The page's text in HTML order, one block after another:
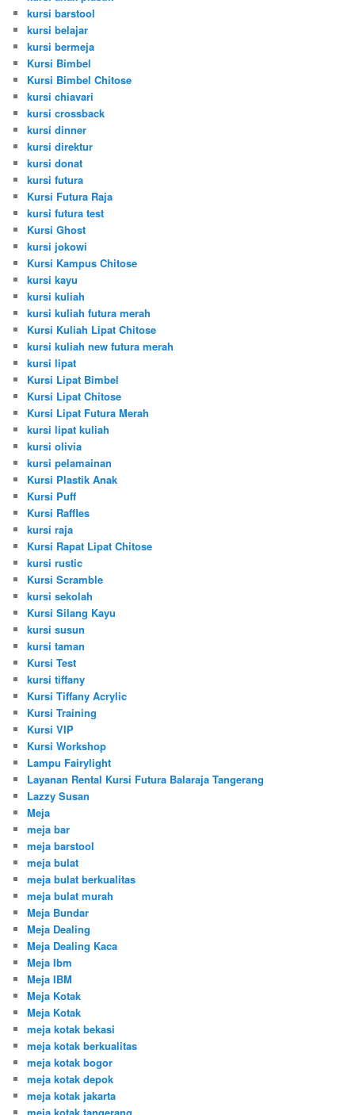
kursi barstool
kursi belajar
kursi bermeja
Kursi Bimbel
Kursi Bimbel Chitose
kursi chiavari
kursi crossback
kursi dinner
kursi direktur
kursi donat
kursi futura
Kursi Futura Raja
kursi futura test
Kursi Ghost
kursi jokowi
Kursi Kampus Chitose
kursi kayu
kursi kuliah
kursi kuliah futura merah
Kursi Kuliah Lipat Chitose
kursi kuliah new futura merah
kursi lipat
Kursi Lipat Bimbel
Kursi Lipat Chitose
Kursi Lipat Futura Merah
kursi lipat kuliah
kursi olivia
kursi pelamainan
Kursi Plastik Anak
Kursi Puff
Kursi Raffles
kursi raja
Kursi Rapat Lipat Chitose
kursi rustic
Kursi Scramble
kursi sekolah
Kursi Silang Kayu
kursi susun
kursi taman
Kursi Test
kursi tiffany
Kursi Tiffany Acrylic
Kursi Training
Kursi VIP
Kursi Workshop
Lampu Fairylight
Layanan Rental Kursi Futura Balaraja Tangerang
Lazzy Susan
Meja
meja bar
meja barstool
meja bulat
meja bulat berkualitas
meja bulat murah
Meja Bundar
Meja Dealing
Meja Dealing Kaca
Meja Ibm
Meja IBM
Meja Kotak
Meja Kotak
meja kotak bekasi
meja kotak berkualitas
meja kotak bogor
meja kotak depok
meja kotak jakarta
meja kotak tangerang